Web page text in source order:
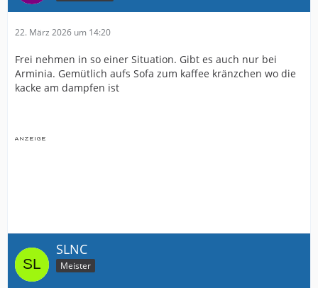
22. März 2026 um 14:20
Frei nehmen in so einer Situation. Gibt es auch nur bei
Arminia. Gemütlich aufs Sofa zum kaffee kränzchen wo die
kacke am dampfen ist
SLNC
Meister